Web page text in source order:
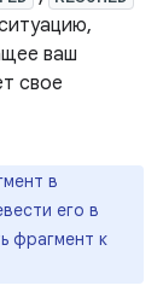
ваш
свое
в
его в
фрагмент к